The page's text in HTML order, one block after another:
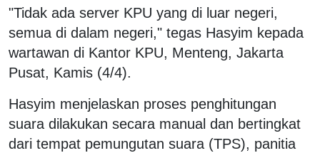
"Tidak ada server KPU yang di luar negeri,
semua di dalam negeri," tegas Hasyim kepada
wartawan di Kantor KPU, Menteng, Jakarta
Pusat, Kamis (4/4).
Hasyim menjelaskan proses penghitungan
suara dilakukan secara manual dan bertingkat
dari tempat pemungutan suara (TPS), panitia